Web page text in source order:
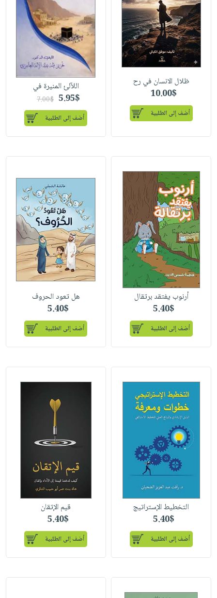
ظلال الانسان في رح
10.00$
أضف إلى الطلبية
اللآلئ المنيرة في
5.95$
7.00$
أضف إلى الطلبية
أرنوب يفتقد برتقال
5.40$
أضف إلى الطلبية
هل تعود الحروف
5.40$
أضف إلى الطلبية
التخطيط الإستراتيج
5.40$
أضف إلى الطلبية
قيم الإتقان
5.40$
أضف إلى الطلبية